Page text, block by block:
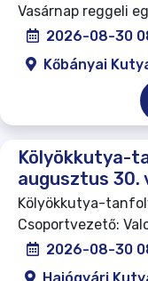
Vasárnap reggeli
2026-08-30
Kőbányai
Kölyökkutya-
augusztus 30.
Kölyökkutya-
Csoportvezető:
2026-08-30